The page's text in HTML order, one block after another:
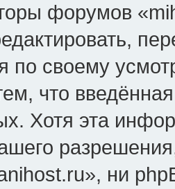
форумов
по своему
что
Хотя эта
ни